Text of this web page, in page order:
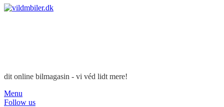
dit online bilmagasin - vi véd lidt mere!
Menu
Follow us